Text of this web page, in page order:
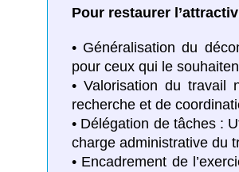
Pour restaurer
• Généralisation du
pour ceux qui le
• Valorisation du travail
recherche et de
• Délégation de tâches :
charge administrative du
• Encadrement de